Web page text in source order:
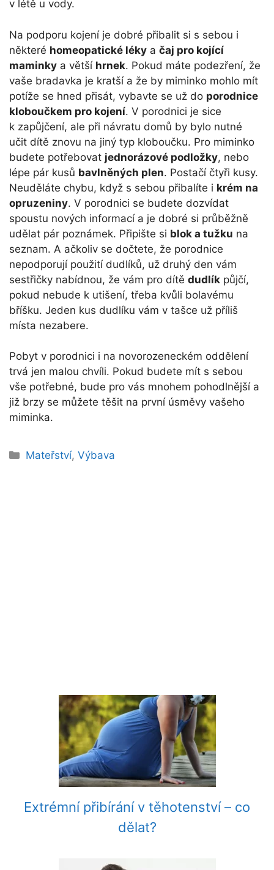
v létě u vody.
Na podporu kojení je dobré přibalit si s sebou i
některé homeopatické léky a čaj pro kojící
maminky a větší hrnek. Pokud máte podezření, že
vaše bradavka je kratší a že by miminko mohlo mít
potíže se hned přisát, vybavte se už do porodnice
kloboučkem pro kojení. V porodnici je sice
k zapůjčení, ale při návratu domů by bylo nutné
učit dítě znovu na jiný typ kloboučku. Pro miminko
budete potřebovat jednorázové podložky, nebo
lépe pár kusů bavlněných plen. Postačí čtyři kusy.
Neuděláte chybu, když s sebou přibalíte i krém na
opruzeniny. V porodnici se budete dozvídat
spoustu nových informací a je dobré si průběžně
udělat pár poznámek. Připište si blok a tužku na
seznam. A ačkoliv se dočtete, že porodnice
nepodporují použití dudlíků, už druhý den vám
sestřičky nabídnou, že vám pro dítě dudlík půjčí,
pokud nebude k utišení, třeba kvůli bolavému
bříšku. Jeden kus dudlíku vám v tašce už příliš
místa nezabere.
Pobyt v porodnici i na novorozeneckém oddělení
trvá jen malou chvíli. Pokud budete mít s sebou
vše potřebné, bude pro vás mnohem pohodlnější a
již brzy se můžete těšit na první úsměvy vašeho
miminka.
Rubriky
Mateřství,Výbava
Extrémní přibírání v těhotenství – co
dělat?